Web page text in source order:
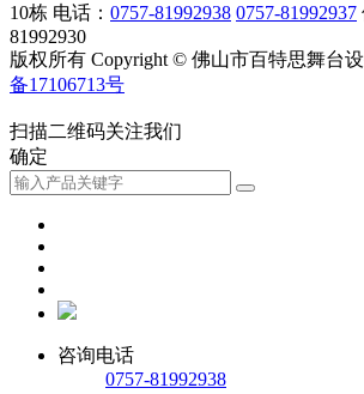
10栋 电话： 0757-81992938 0757-81992937
81992930
版权所有 Copyright © 佛山市百特思舞台
备17106713号
扫描二维码关注我们
确定
咨询电话
0757-81992938